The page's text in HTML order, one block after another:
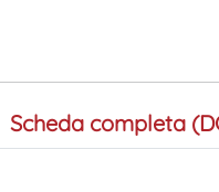
Scheda completa